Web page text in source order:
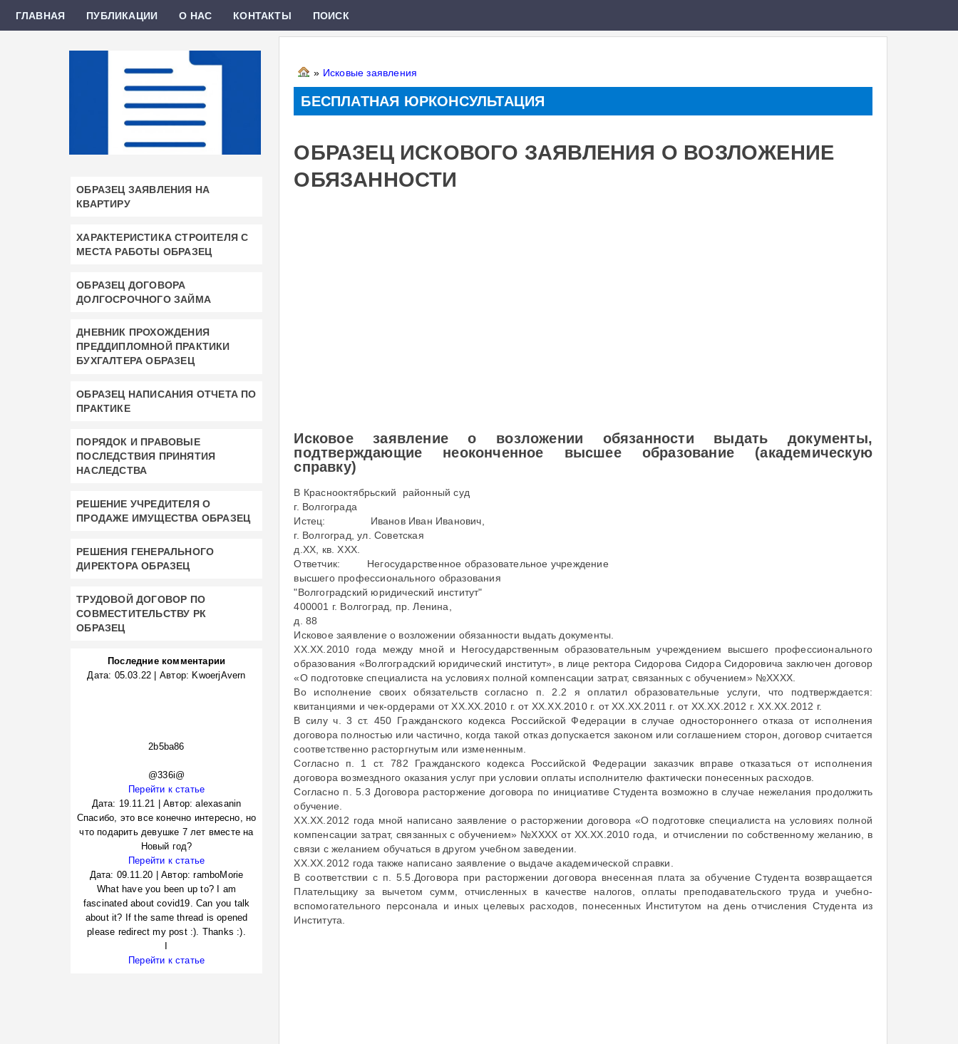
» Исковые заявления
БЕСПЛАТНАЯ ЮРКОНСУЛЬТАЦИЯ
ОБРАЗЕЦ ИСКОВОГО ЗАЯВЛЕНИЯ О ВОЗЛОЖЕНИЕ
ОБЯЗАННОСТИ
Исковое заявление о возложении обязанности выдать документы,
подтверждающие неоконченное высшее образование (академическую
справку)
В Краснооктябрьский районный суд
г. Волгограда
Истец: Иванов Иван Иванович,
г. Волгоград, ул. Советская
д.ХХ, кв. ХХХ.
Ответчик: Негосударственное образовательное учреждение
высшего профессионального образования
"Волгоградский юридический институт"
400001 г. Волгоград, пр. Ленина,
д. 88
Исковое заявление о возложении обязанности выдать документы.
ХХ.ХХ.2010 года между мной и Негосударственным образовательным учреждением высшего профессионального
образования «Волгоградский юридический институт», в лице ректора Сидорова Сидора Сидоровича заключен договор
«О подготовке специалиста на условиях полной компенсации затрат, связанных с обучением» №ХХХХ.
Во исполнение своих обязательств согласно п. 2.2 я оплатил образовательные услуги, что подтверждается:
квитанциями и чек-ордерами от ХХ.ХХ.2010 г. от ХХ.ХХ.2010 г. от ХХ.ХХ.2011 г. от ХХ.ХХ.2012 г. ХХ.ХХ.2012 г.
В силу ч. 3 ст. 450 Гражданского кодекса Российской Федерации в случае одностороннего отказа от исполнения
договора полностью или частично, когда такой отказ допускается законом или соглашением сторон, договор считается
соответственно расторгнутым или измененным.
Согласно п. 1 ст. 782 Гражданского кодекса Российской Федерации заказчик вправе отказаться от исполнения
договора возмездного оказания услуг при условии оплаты исполнителю фактически понесенных расходов.
Согласно п. 5.3 Договора расторжение договора по инициативе Студента возможно в случае нежелания продолжить
обучение.
ХХ.ХХ.2012 года мной написано заявление о расторжении договора «О подготовке специалиста на условиях полной
компенсации затрат, связанных с обучением» №ХХХХ от ХХ.ХХ.2010 года, и отчислении по собственному желанию, в
связи с желанием обучаться в другом учебном заведении.
ХХ.ХХ.2012 года также написано заявление о выдаче академической справки.
В соответствии с п. 5.5.Договора при расторжении договора внесенная плата за обучение Студента возвращается
Плательщику за вычетом сумм, отчисленных в качестве налогов, оплаты преподавательского труда и учебно-
вспомогательного персонала и иных целевых расходов, понесенных Институтом на день отчисления Студента из
Института.
ОБРАЗЕЦ ЗАЯВЛЕНИЯ НА
КВАРТИРУ
ХАРАКТЕРИСТИКА СТРОИТЕЛЯ С
МЕСТА РАБОТЫ ОБРАЗЕЦ
ОБРАЗЕЦ ДОГОВОРА
ДОЛГОСРОЧНОГО ЗАЙМА
ДНЕВНИК ПРОХОЖДЕНИЯ
ПРЕДДИПЛОМНОЙ ПРАКТИКИ
БУХГАЛТЕРА ОБРАЗЕЦ
ОБРАЗЕЦ НАПИСАНИЯ ОТЧЕТА ПО
ПРАКТИКЕ
ПОРЯДОК И ПРАВОВЫЕ
ПОСЛЕДСТВИЯ ПРИНЯТИЯ
НАСЛЕДСТВА
РЕШЕНИЕ УЧРЕДИТЕЛЯ О
ПРОДАЖЕ ИМУЩЕСТВА ОБРАЗЕЦ
РЕШЕНИЯ ГЕНЕРАЛЬНОГО
ДИРЕКТОРА ОБРАЗЕЦ
ТРУДОВОЙ ДОГОВОР ПО
СОВМЕСТИТЕЛЬСТВУ РК
ОБРАЗЕЦ
Последние комментарии
Дата: 05.03.22 Автор: KwoerjAvern
2b5ba86
@336i@
Перейти к статье
Дата: 19.11.21 |Автор:alexasanin
Спасибо, это все конечно интересно, но
что подарить девушке 7 лет вместе на
Новый год?
Перейти к статье
Дата: 09.11.20 |Автор:ramboMorie
What have you been up to? I am
fascinated about covid19. Can you talk
about it? If the same thread is opened
please redirect my post :). Thanks :).
Перейти к статье
ГЛАВНАЯ ПУБЛИКАЦИИ О НАС КОНТАКТЫ ПОИСК